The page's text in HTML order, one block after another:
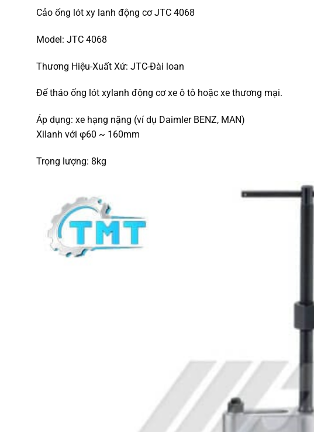
Cảo ống lót xy lanh động cơ JTC 4068
Model: JTC 4068
Thương Hiệu-Xuất Xứ: JTC-Đài loan
Để tháo ống lót xylanh động cơ xe ô tô hoặc xe thương mại.
Áp dụng: xe hạng nặng (ví dụ Daimler BENZ, MAN)
Xilanh với φ60 ~ 160mm
Trọng lượng: 8kg